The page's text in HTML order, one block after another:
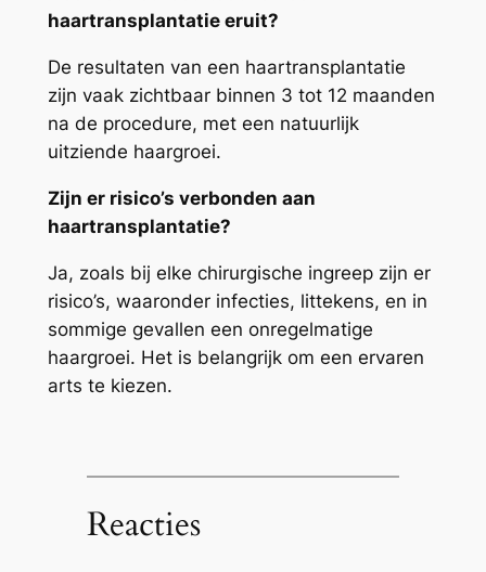
haartransplantatie eruit?
De resultaten van een haartransplantatie
zijn vaak zichtbaar binnen 3 tot 12 maanden
na de procedure, met een natuurlijk
uitziende haargroei.
Zijn er risico’s verbonden aan
haartransplantatie?
Ja, zoals bij elke chirurgische ingreep zijn er
risico’s, waaronder infecties, littekens, en in
sommige gevallen een onregelmatige
haargroei. Het is belangrijk om een ervaren
arts te kiezen.
Reacties